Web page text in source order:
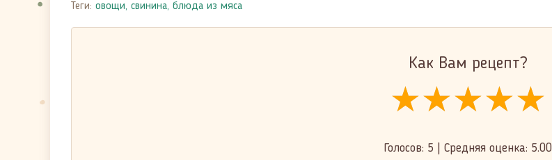
Теги: овощи, свинина, блюда из мяса
Как Вам рецепт?
★★★★★
★★★★★
★★★★★
Голосов: 5 Средняя оценка: 5.00